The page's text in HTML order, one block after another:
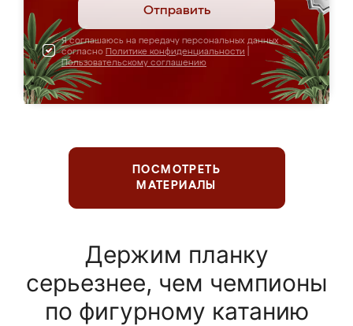
Отправить
Я соглашаюсь на передачу персональных данных
согласно Политике конфиденциальности
Пользовательскому соглашению
ПОСМОТРЕТЬ
МАТЕРИАЛЫ
Держим планку
серьезнее, чем чемпионы
по фигурному катанию